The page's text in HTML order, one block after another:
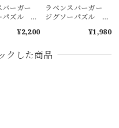
バーガー
パズル ロ
¥2,200
ラベンスバーガー
ジグソーパズル ポ
¥1,980
クした商品